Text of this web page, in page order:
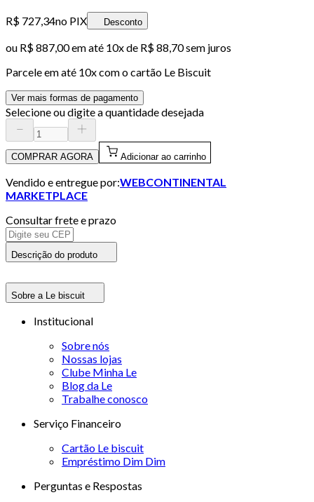
R$ 727,34no PIX Desconto
ou R$ 887,00em até 10x de R$ 88,70 sem juros
Parcele em até 10x com o cartão Le Biscuit
Ver mais formas de pagamento
Selecione ou digite a quantidade desejada
COMPRAR AGORA Adicionar ao carrinho
Vendido e entregue por:WEBCONTINENTAL
MARKETPLACE
Consultar frete e prazo
Descrição do produto
Sobre a Le biscuit
Institucional
Sobre nós
Nossas lojas
Clube Minha Le
Blog da Le
Trabalhe conosco
Serviço Financeiro
Cartão Le biscuit
Empréstimo Dim Dim
Perguntas e Respostas